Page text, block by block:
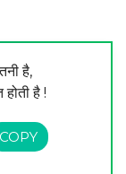
है,
है !